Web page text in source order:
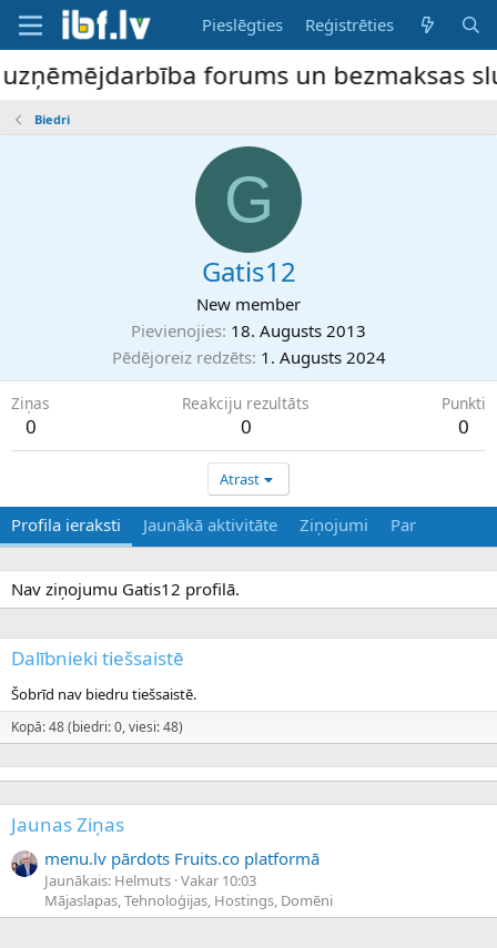
Pieslēgties Reģistrēties
forums un bezmaksas
Biedri
G
Gatis12
New member
Pievienojies 18. Augusts 2013
Pēdējoreiz redzēts 1. Augusts 2024
Ziņas
0
Reakciju rezultāts
0
Punkti
0
Atrast
Profila ieraksti Jaunākā aktivitāte Ziņojumi Par
Nav ziņojumu Gatis12 profilā.
Dalībnieki tiešsaistē
Šobrīd nav biedru tiešsaistē.
Kopā: 48 (biedri: 0, viesi: 48)
Jaunas Ziņas
menu.lv pārdots Fruits.co platformā
Jaunākais: Helmuts Vakar 10:03
Mājaslapas, Tehnoloģijas, Hostings, Domēni